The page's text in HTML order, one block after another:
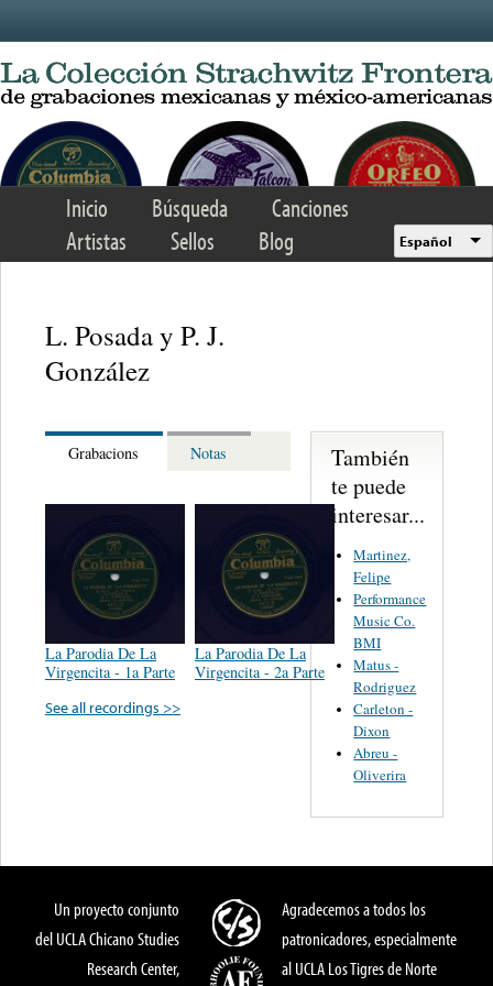
Inicio Búsqueda
Canciones
Artistas
Sellos Blog Español
L. Posada y P. J.
González
Grabacions Notas
La Parodia De La
Virgencita - 1a Parte
La Parodia De La
Virgencita - 2a Parte
See all recordings >>
También
te puede
interesar...
Martinez,
Felipe
Performance
Music Co.
BMI
Matus -
Rodriguez
Carleton -
Dixon
Abreu -
Oliverira
Un proyecto conjunto
del UCLA Chicano Studies
Research Center,
Agradecemos a todos los
patronicadores, especialmente
al UCLA Los Tigres de Norte